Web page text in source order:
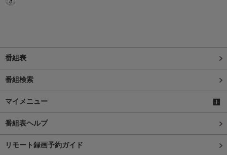
番組表
番組検索
マイメニュー
番組表ヘルプ
リモート録画予約ガイド